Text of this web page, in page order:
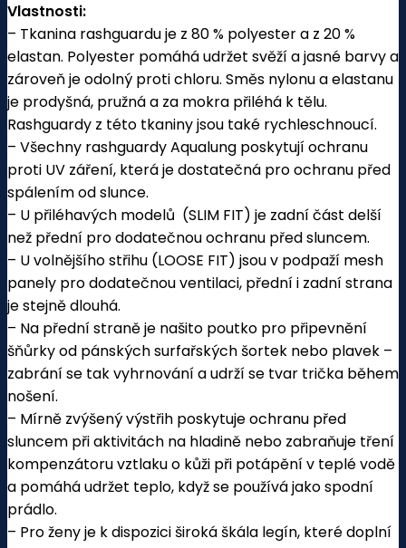
Vlastnosti:
– Tkanina rashguardu je z 80 % polyester a z 20 %
elastan. Polyester pomáhá udržet svěží a jasné barvy a
zároveň je odolný proti chloru. Směs nylonu a elastanu
je prodyšná, pružná a za mokra přiléhá k tělu.
Rashguardy z této tkaniny jsou také rychleschnoucí.
– Všechny rashguardy Aqualung poskytují ochranu
proti UV záření, která je dostatečná pro ochranu před
spálením od slunce.
– U přiléhavých modelů (SLIM FIT) je zadní část delší
než přední pro dodatečnou ochranu před sluncem.
– U volnějšího střihu (LOOSE FIT) jsou v podpaží mesh
panely pro dodatečnou ventilaci, přední i zadní strana
je stejně dlouhá.
– Na přední straně je našito poutko pro připevnění
šňůrky od pánských surfařských šortek nebo plavek –
zabrání se tak vyhrnování a udrží se tvar trička během
nošení.
– Mírně zvýšený výstřih poskytuje ochranu před
sluncem při aktivitách na hladině nebo zabraňuje tření
kompenzátoru vztlaku o kůži při potápění v teplé vodě
a pomáhá udržet teplo, když se používá jako spodní
prádlo.
– Pro ženy je k dispozici široká škála legín, které doplní